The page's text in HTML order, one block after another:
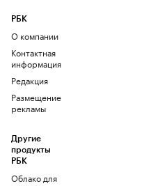
РБК
О компании
Контактная
информация
Редакция
Размещение
рекламы
Другие
продукты
РБК
Облако для